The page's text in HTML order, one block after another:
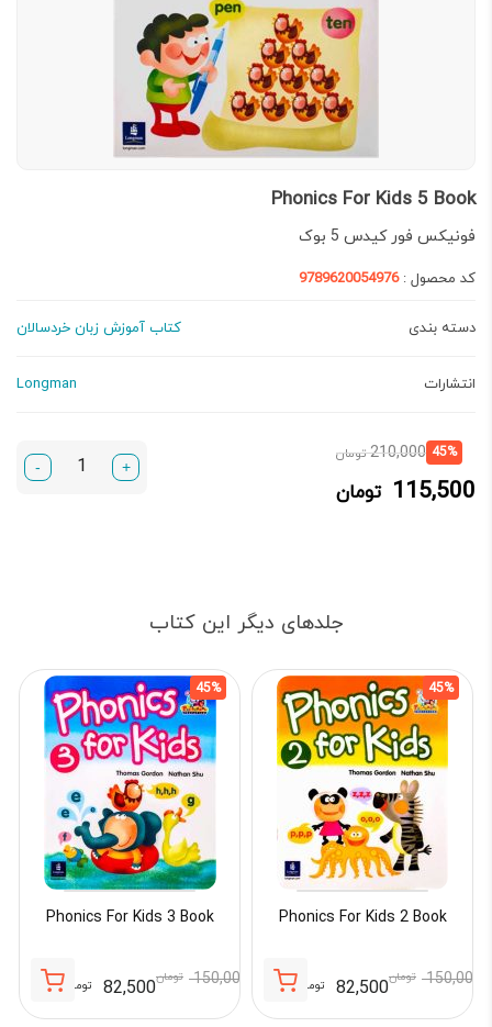
Phonics For Kids 5 Book
فونیکس فور کیدس 5 بوک
کد محصول :9789620054976
دسته بندی کتاب آموزش زبان خردسالان
انتشارات Longman
45%
210,000 تومانقیمت
115,500 تومان
قیمت
115,500 تومان.
+
-
جلدهای دیگر این کتاب
45%
Phonics For Kids 2 Book
150,000 تومان82,500 تومان
45%
Phonics For Kids 3 Book
150,000 تومان82,500 تومان